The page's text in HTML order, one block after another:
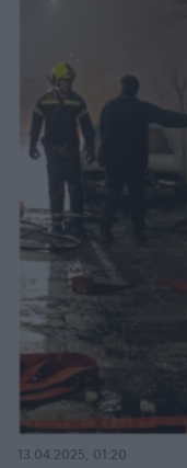
13.04.2025, 01:20